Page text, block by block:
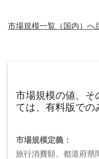
市場規模一覧（国内）へ
市場規模の値、そ
ては、有料版での
市場規模定義：
旅行消費額。都道府県